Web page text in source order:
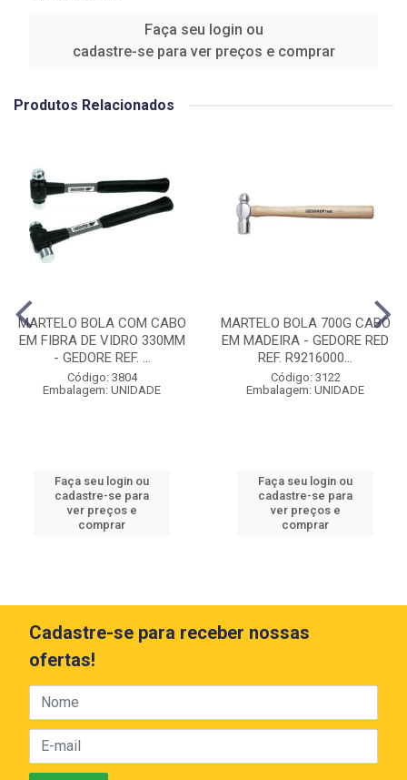
Faça seu login ou
cadastre-se para ver preços e comprar
Produtos Relacionados
MARTELO BOLA COM CABO
EM FIBRA DE VIDRO 330MM
- GEDORE REF. ...
Código: 3804
Embalagem: UNIDADE
Faça seu login ou
cadastre-se para
ver preços e
comprar
MARTELO BOLA 700G CABO
EM MADEIRA - GEDORE RED
REF. R9216000...
Código: 3122
Embalagem: UNIDADE
Faça seu login ou
cadastre-se para
ver preços e
comprar
Cadastre-se para receber nossas
ofertas!